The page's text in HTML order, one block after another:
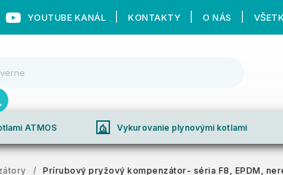
YOUTUBE KANÁL KONTAKTY O NÁS
ATMOS fireplace Vykurovanie plynovými kotlami
/ Prírubový pryžový kompenzátor- séria F8, EPDM,